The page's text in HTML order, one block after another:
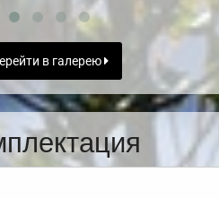
в галерею